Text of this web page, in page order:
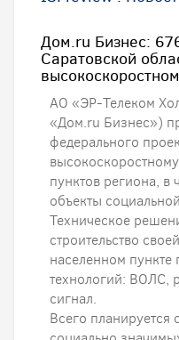
Дом.ru Бизнес:
Саратовской
АО «ЭР-Телеком
«Дом.ru Бизнес»)
федерального
пунктов региона,
объекты
Техническое
строительство
населенном
технологий: ВОЛС,
сигнал.
Всего планируется